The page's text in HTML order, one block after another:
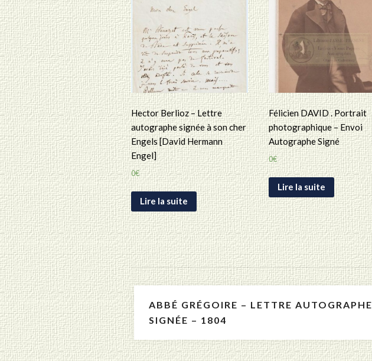
Hector Berlioz – Lettre
autographe signée à son cher
Engels [David Hermann
Engel]
0€
Lire la suite
Félicien DAVID . Portrait
photographique – Envoi
Autographe Signé
0€
Lire la suite
Navigation
de
l’article
ABBÉ GRÉGOIRE – LETTRE AUTOGRAPHE
SIGNÉE – 1804